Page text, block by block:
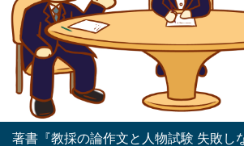
著書『教採の論作文と人物試験 失敗し